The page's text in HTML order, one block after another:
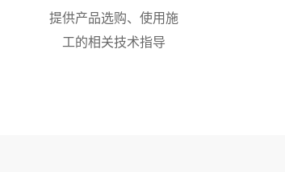
提供产品选购、使用施
工的相关技术指导